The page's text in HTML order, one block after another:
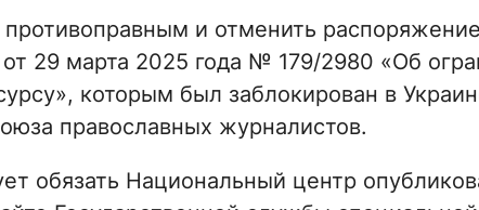
и отменить распоряжение
29 марта 2025 года № 179/2980 «Об
которым был заблокирован в
православных журналистов.
обязать Национальный центр